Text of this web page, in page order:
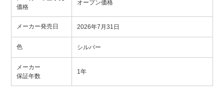
価格
オープン価格
メーカー発売日 2026年7月31日
色 シルバー
メーカー
保証年数
1年